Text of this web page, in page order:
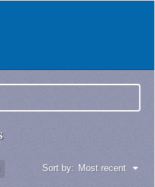
Sort by: Most recent